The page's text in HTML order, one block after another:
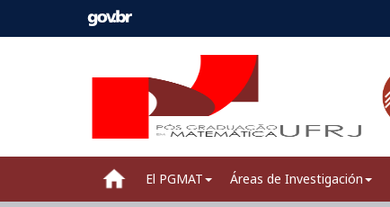
El PGMAT Áreas de Investigación